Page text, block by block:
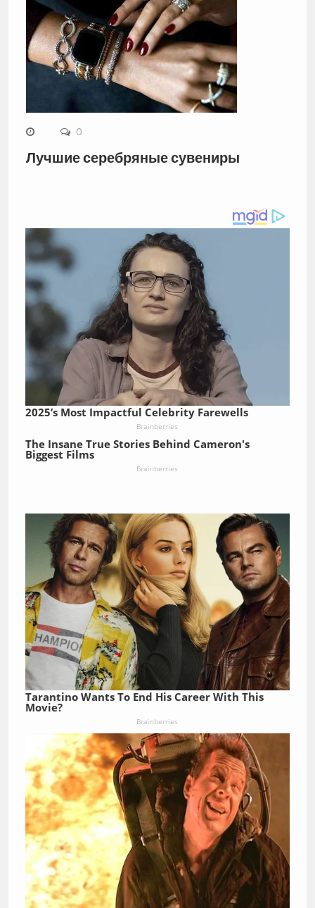
0
Лучшие серебряные сувениры
2025’s Most Impactful Celebrity Farewells
Brainberries
The Insane True Stories Behind Cameron's
Biggest Films
Brainberries
Tarantino Wants To End His Career With This
Movie?
Brainberries